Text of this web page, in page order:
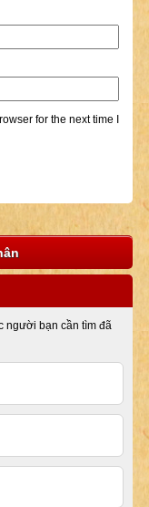
for the next time I
người bạn cần tìm đã